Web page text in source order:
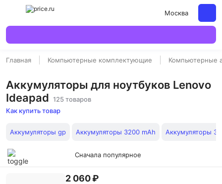
Москва
Главная Компьютерные комплектующие Компьютерные
Аккумуляторы для ноутбуков Lenovo
Ideapad 125 товаров
Как купить товар
Аккумуляторы gp Аккумуляторы 3200 mAh Аккумуляторы
Сначала популярное
2 060 ₽